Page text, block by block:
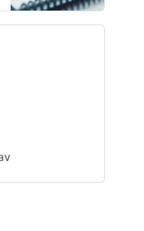
la FNTV